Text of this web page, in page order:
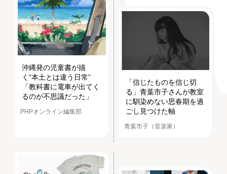
沖縄発の児童書が描
く“本土とは違う日常”
「教科書に電車が出てく
るのが不思議だった」
PHPオンライン編集部
「信じたものを信じ切
る」青葉市子さんが教室
に馴染めない思春期を過
ごし見つけた軸
青葉市子（音楽家）